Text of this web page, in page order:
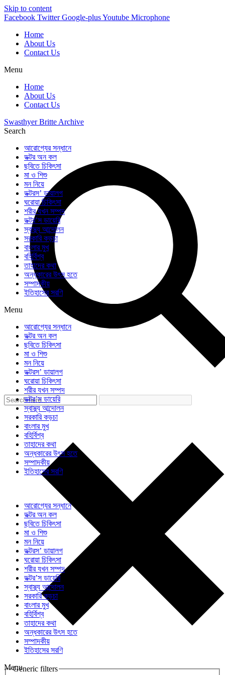
Skip to content
Facebook Twitter Google-plusYoutube Microphone
Home
About Us
Contact Us
Menu
Home
About Us
Contact Us
Swasthyer Britte Archive
Search
Generic filters
আরোগ্যের সন্ধানে
ডক্টর অন কল
ছবিতে চিকিৎসা
মা ও শিশু
মন নিয়ে
ডক্টরস’ ডায়ালগ
ঘরোয়া চিকিৎসা
শরীর যখন সম্পদ
ডক্টর’স ডায়েরি
স্বাস্থ্য আন্দোলন
সরকারি কড়চা
বাংলার মুখ
বহির্বিশ্ব
তাহাদের কথা
অন্ধকারের উৎস হতে
সম্পাদকীয়
ইতিহাসের সরণি
Menu
আরোগ্যের সন্ধানে
ডক্টর অন কল
ছবিতে চিকিৎসা
মা ও শিশু
মন নিয়ে
ডক্টরস’ ডায়ালগ
ঘরোয়া চিকিৎসা
শরীর যখন সম্পদ
ডক্টর’স ডায়েরি
স্বাস্থ্য আন্দোলন
সরকারি কড়চা
বাংলার মুখ
বহির্বিশ্ব
তাহাদের কথা
অন্ধকারের উৎস হতে
সম্পাদকীয়
ইতিহাসের সরণি
আরোগ্যের সন্ধানে
ডক্টর অন কল
ছবিতে চিকিৎসা
মা ও শিশু
মন নিয়ে
ডক্টরস’ ডায়ালগ
ঘরোয়া চিকিৎসা
শরীর যখন সম্পদ
ডক্টর’স ডায়েরি
স্বাস্থ্য আন্দোলন
সরকারি কড়চা
বাংলার মুখ
বহির্বিশ্ব
তাহাদের কথা
অন্ধকারের উৎস হতে
সম্পাদকীয়
ইতিহাসের সরণি
Menu